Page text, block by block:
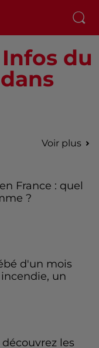
du
Voir plus
France : quel
?
d'un mois
un
les